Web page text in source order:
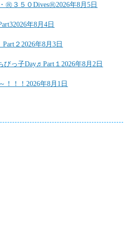
㊗３５０Dives㊗2026年8月5日
2026年8月4日
２ 2026年8月3日
びっ子Day♬Part１ 2026年8月2日
！！！ 2026年8月1日